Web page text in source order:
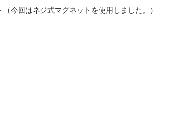
（今回はネジ式マグネットを使用しました。）